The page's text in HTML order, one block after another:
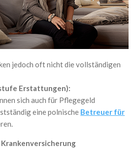
jedoch oft nicht die vollständigen
Erstattungen):
sich auch für Pflegegeld
eine polnische Betreuer für